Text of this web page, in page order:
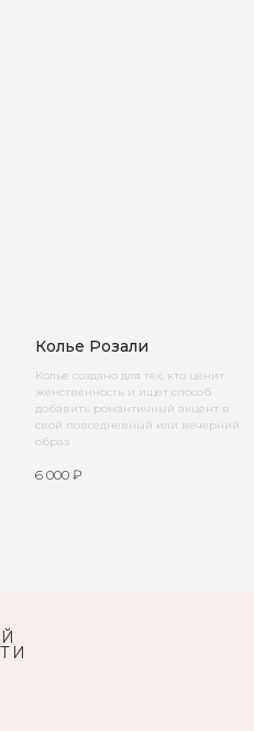
Колье Розали
Колье создано для тех, кто ценит
женственность и ищет способ
добавить романтичный акцент в
свой повседневный или вечерний
образ
6 000 ₽